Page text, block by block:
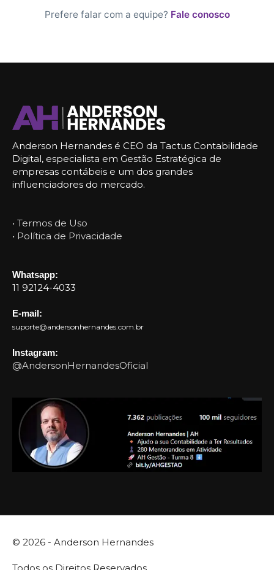
Prefere falar com a equipe? Fale conosco
Anderson Hernandes é CEO da Tactus Contabilidade
Digital, especialista em Gestão Estratégica de
empresas contábeis e um dos grandes
influenciadores do mercado.
• Termos de Uso
• Política de Privacidade
Whatsapp:
11 92124-4033
E-mail:
suporte@andersonhernandes.com.br
Instagram:
@AndersonHernandesOficial
© 2026 - Anderson Hernandes